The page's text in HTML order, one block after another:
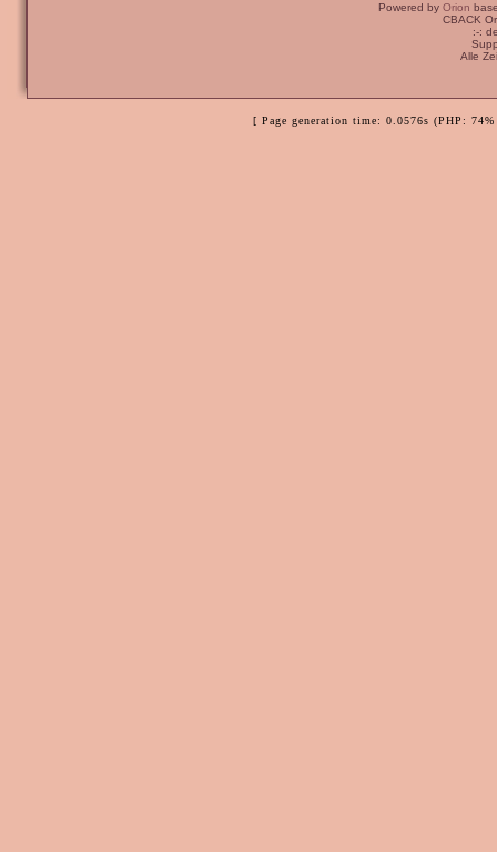
Powered by Orion
CBACK
:-:
Alle
[ Page generation time: 0.0576s (PHP: